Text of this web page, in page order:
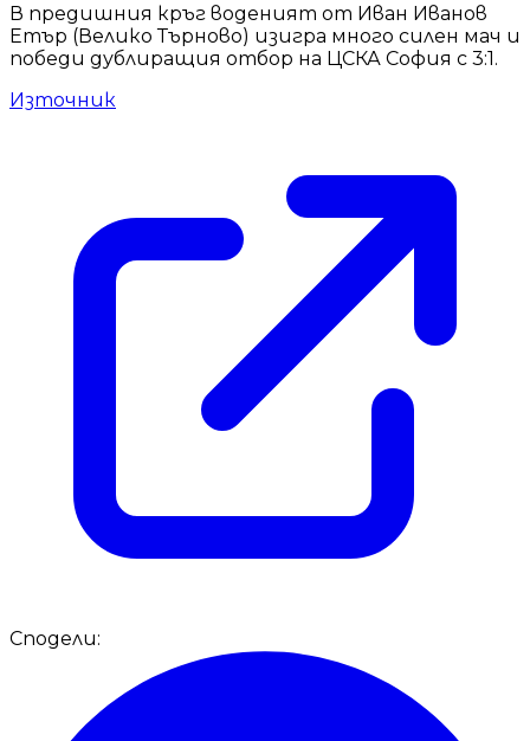
В предишния кръг воденият от Иван Иванов
Етър (Велико Търново) изигра много силен мач и
победи дублиращия отбор на ЦСКА София с 3:1.
Източник
Сподели: